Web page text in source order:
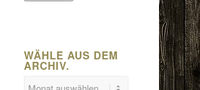
WÄHLE AUS DEM
ARCHIV.